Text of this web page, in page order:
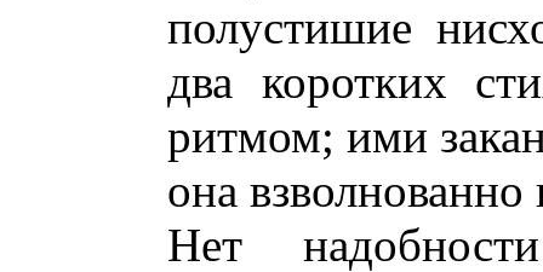
полустишие
два коротких
ритмом; ими
она
Нет